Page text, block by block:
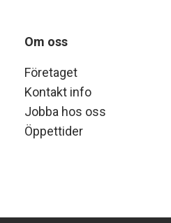
Om oss
Företaget
Kontakt info
Jobba hos oss
Öppettider